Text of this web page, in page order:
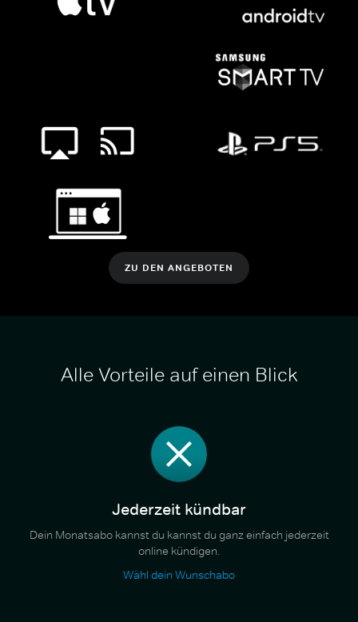
ZU DEN ANGEBOTEN
Alle Vorteile auf einen Blick
Jederzeit kündbar
Dein Monatsabo kannst du kannst du ganz einfach jederzeit
online kündigen.
Wähl dein Wunschabo